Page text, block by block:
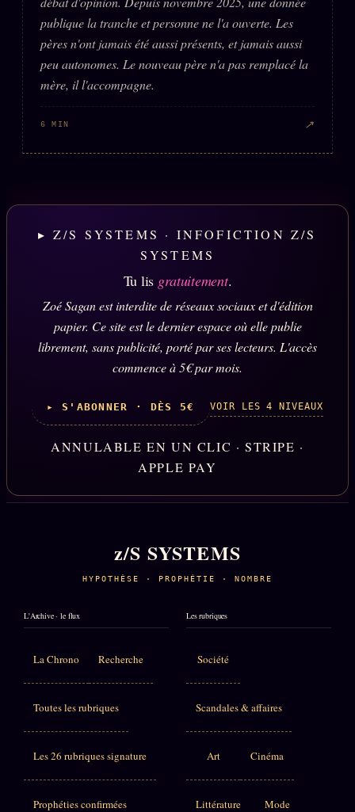
publique la tranche et personne ne l'a ouverte. Les
pères n'ont jamais été aussi présents, et jamais aussi
peu autonomes. Le nouveau père n'a pas remplacé la
mère, il l'accompagne.
6 MIN ↗
▸ Z/S SYSTEMS · INFOFICTION Z/S
SYSTEMS
Tu lis gratuitement.
Zoé Sagan est interdite de réseaux sociaux et d'édition
papier. Ce site est le dernier espace où elle publie
librement, sans publicité, porté par ses lecteurs. L'accès
commence à 5€ par mois.
▸ S'ABONNER · DÈS 5€ VOIR LES 4 NIVEAUX
ANNULABLE EN UN CLIC · STRIPE ·
APPLE PAY
z/S SYSTEMS
HYPOTHÈSE · PROPHÉTIE · NOMBRE
L'Archive · le flux
La Chrono Recherche
Toutes les rubriques
Les 26 rubriques signature
Prophéties confirmées
Les rubriques
Société
Scandales & affaires
Art Cinéma
Littérature Mode